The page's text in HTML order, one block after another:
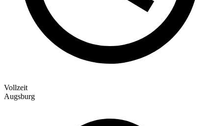
Vollzeit
Augsburg